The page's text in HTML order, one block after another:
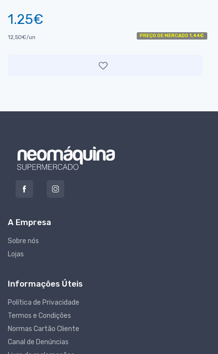
1.25€
12,50€/un PREÇO DE MERCADO 1,44€
A Empresa
Sobre nós
Lojas
Informações Úteis
Política de Privacidade
Termos e Condições
Normas Cartão Cliente
Canal de Denúncias